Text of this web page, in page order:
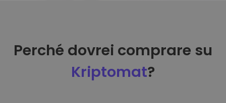
Perché dovrei comprare su
Kriptomat?